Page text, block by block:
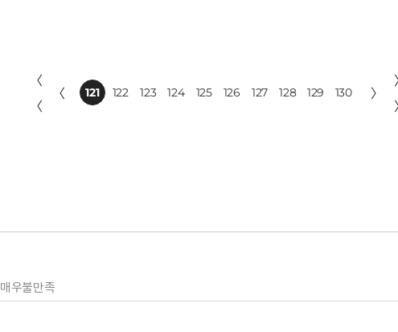
〈
〈
〈 121 122 123 124 125 126 127 128 129 130 〉
매우불만족